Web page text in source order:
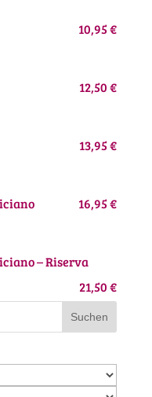
10,95 €
12,50 €
13,95 €
16,95 €
– Riserva
21,50 €